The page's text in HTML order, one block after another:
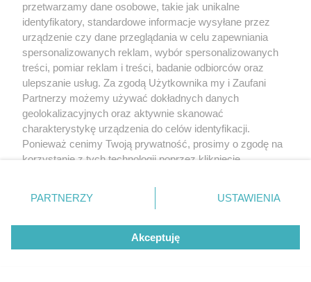
przetwarzamy dane osobowe, takie jak unikalne
identyfikatory, standardowe informacje wysyłane przez
urządzenie czy dane przeglądania w celu zapewniania
spersonalizowanych reklam, wybór spersonalizowanych
treści, pomiar reklam i treści, badanie odbiorców oraz
ulepszanie usług. Za zgodą Użytkownika my i Zaufani
Partnerzy możemy używać dokładnych danych
geolokalizacyjnych oraz aktywnie skanować
charakterystykę urządzenia do celów identyfikacji.
Ponieważ cenimy Twoją prywatność, prosimy o zgodę na
korzystanie z tych technologii poprzez kliknięcie
zmienić/wycofać klikając przycisk ustawień prywatności
znajdujący się w lewym dolnym rogu strony
rodzaje przetwarzania danych nie wymagają zgody
użytkownika, ale masz prawo sprzeciwić się takiemu
przetwarzaniu. Preferencje będą miały zastosowanie tylko
PARTNERZY USTAWIENIA
Akceptuję